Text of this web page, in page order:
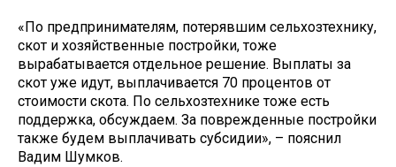
«По предпринимателям, потерявшим сельхозтехнику,
скот и хозяйственные постройки, тоже
вырабатывается отдельное решение. Выплаты за
скот уже идут, выплачивается 70 процентов от
стоимости скота. По сельхозтехнике тоже есть
поддержка, обсуждаем. За поврежденные постройки
также будем выплачивать субсидии», – пояснил
Вадим Шумков.